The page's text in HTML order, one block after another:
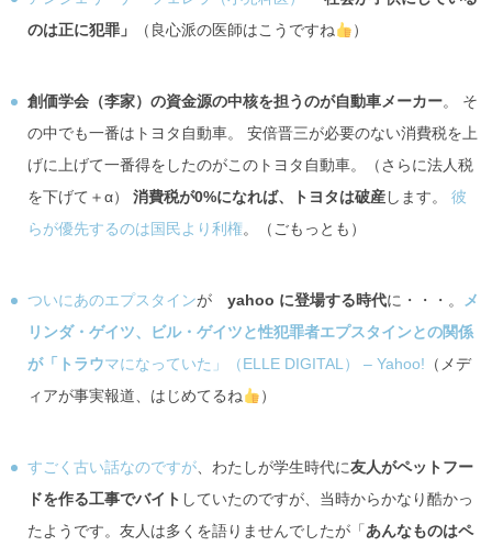
のは正に犯罪」
（良心派の医師はこうですね ）
創価学会（李家）の資金源の中核を担うのが自動車メーカー。 そ
の中でも一番はトヨタ自動車。 安倍晋三が必要のない消費税を上
げに上げて一番得をしたのがこのトヨタ自動車。（さらに法人税
を下げて＋α） 消費税が0%になれば、トヨタは破産します。 彼
らが優先するのは国民より利権。（ごもっとも）
ついにあのエプスタインが yahoo に登場する時代に・・・。 メ
リンダ・ゲイツ、ビル・ゲイツと性犯罪者エプスタインとの関係
が「トラウマになっていた」（ELLE DIGITAL） – Yahoo! （メデ
ィアが事実報道、はじめてるね
）
すごく古い話なのですが、わたしが学生時代に友人がペットフー
ドを作る工事でバイト していたのですが、当時からかなり酷かっ
たようです。友人は多くを語りませんでしたが「あんなものはペ